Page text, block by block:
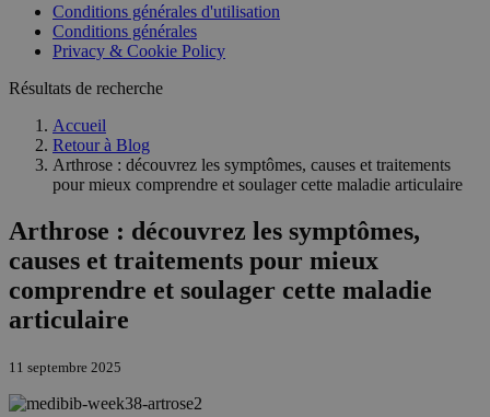
Conditions générales d'utilisation
Conditions générales
Privacy & Cookie Policy
Résultats de recherche
Accueil
Retour à Blog
Arthrose : découvrez les symptômes, causes et traitements
pour mieux comprendre et soulager cette maladie articulaire
Arthrose : découvrez les symptômes,
causes et traitements pour mieux
comprendre et soulager cette maladie
articulaire
11 septembre 2025